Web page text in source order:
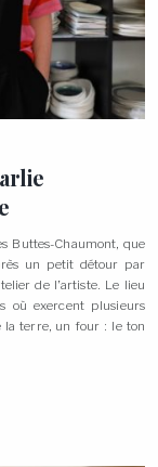
Buttes-Chaumont, que
un petit détour par
de l’artiste. Le lieu
où exercent plusieurs
la terre, un four : le ton